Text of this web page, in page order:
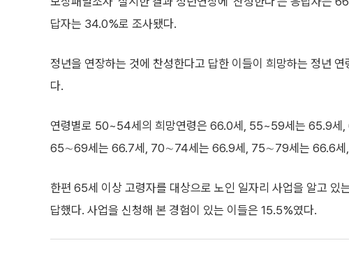
답자는 34.0%로 조사됐다.
정년을 연장하는 것에 찬성한다고 답한 이들이 희망하는 정년
다.
연령별로 50~54세의 희망연령은 66.0세, 55~59세는 65.9세
65∼69세는 66.7세, 70∼74세는 66.9세, 75∼79세는 66.6세,
한편 65세 이상 고령자를 대상으로 노인 일자리 사업을 알고
답했다. 사업을 신청해 본 경험이 있는 이들은 15.5%였다.